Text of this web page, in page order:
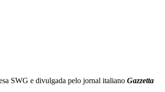
SWG e divulgada pelo jornal italiano Gazzetta